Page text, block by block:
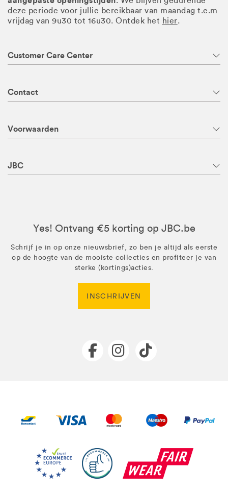
deze periode voor jullie bereikbaar van maandag t.e.m
vrijdag van 9u30 tot 16u30. Ontdek het hier.
Customer Care Center
Contact
Voorwaarden
JBC
Yes! Ontvang €5 korting op JBC.be
Schrijf je in op onze nieuwsbrief, zo ben je altijd als eerste
op de hoogte van de mooiste collecties en profiteer je van
sterke (kortings)acties.
INSCHRIJVEN